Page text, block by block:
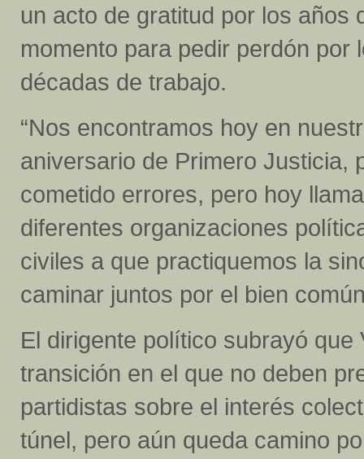
un acto de gratitud por los años
momento para pedir perdón
décadas de trabajo.
“Nos encontramos hoy en
aniversario de Primero Justicia,
cometido errores, pero hoy
diferentes organizaciones
civiles a que practiquemos la
caminar juntos por el bien
El dirigente político subrayó
transición en el que no deben
partidistas sobre el interés
túnel, pero aún queda camino